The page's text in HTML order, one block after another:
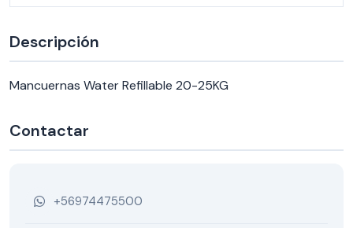
Descripción
Mancuernas Water Refillable 20-25KG
Contactar
+56974475500